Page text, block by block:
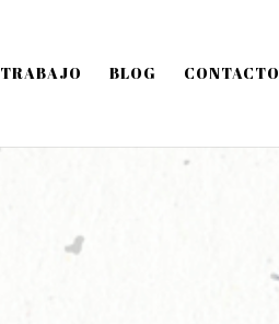
TRABAJO BLOG CONTACTO